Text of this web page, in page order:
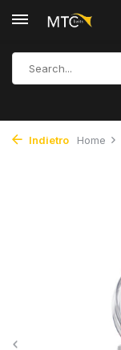
Indietro Home